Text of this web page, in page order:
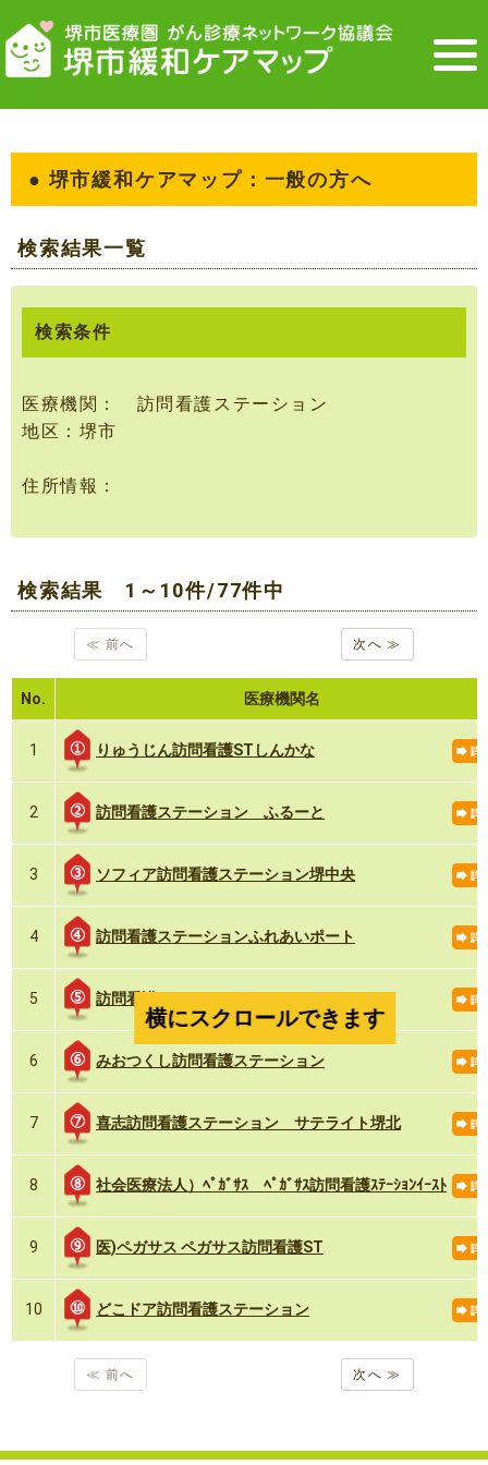
● 堺市緩和ケアマップ：一般の方へ
検索結果一覧
検索条件
医療機関： 訪問看護ステーション
地区：堺市
住所情報：
検索結果 1～10件/77件中
≪ 前へ 次へ ≫
No. 医療機関名
1 りゅうじん訪問看護STしんかな
2 訪問看護ステーション ふるーと
3 ソフィア訪問看護ステーション堺中央
4 訪問看護ステーションふれあいポート
5 訪問看護ステーション つくし
6 みおつくし訪問看護ステーション
7 喜志訪問看護ステーション サテライト堺北
8 社会医療法人）ﾍﾟｶﾞｻｽ ﾍﾟｶﾞｻｽ訪問看護ｽﾃｰｼｮﾝｲｰｽﾄ
9 医)ペガサス ペガサス訪問看護ST
10 どこドア訪問看護ステーション
横にスクロールできます
≪ 前へ 次へ ≫